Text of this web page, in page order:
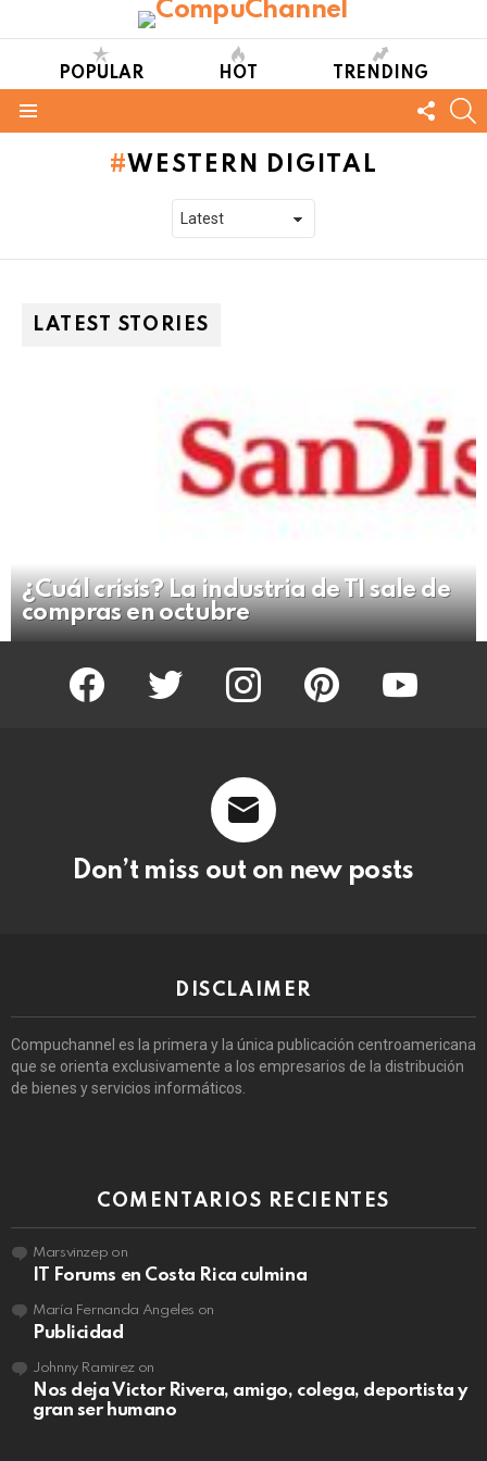
POPULAR HOT TRENDING
US
WESTERN DIGITAL
LATEST STORIES
¿Cuál crisis? La industria de TI sale de
compras en octubre
facebook twitter instagram pinterest youtube
Don’t miss out on new posts
DISCLAIMER
Compuchannel es la primera y la única publicación centroamericana
que se orienta exclusivamente a los empresarios de la distribución
de bienes y servicios informáticos.
COMENTARIOS RECIENTES
Marsvinzep on
IT Forums en Costa Rica culmina
María Fernanda Angeles on
Publicidad
Johnny Ramirezon
Nos deja Victor Rivera, amigo, colega, deportista y
gran ser humano